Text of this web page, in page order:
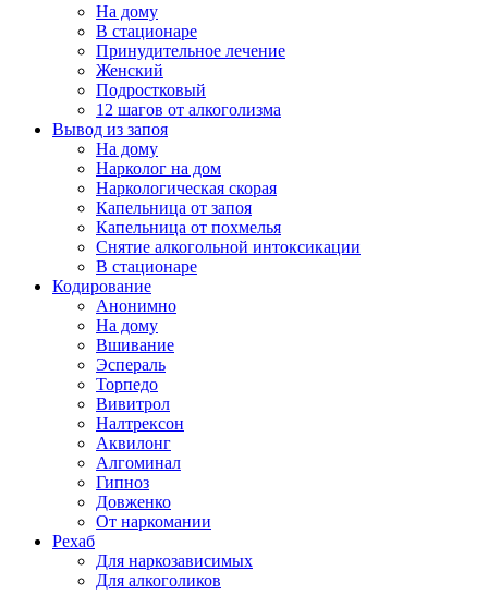
На дому
В стационаре
Принудительное лечение
Женский
Подростковый
12 шагов от алкоголизма
Вывод из запоя
На дому
Нарколог на дом
Наркологическая скорая
Капельница от запоя
Капельница от похмелья
Снятие алкогольной интоксикации
В стационаре
Кодирование
Анонимно
На дому
Вшивание
Эспераль
Торпедо
Вивитрол
Налтрексон
Аквилонг
Алгоминал
Гипноз
Довженко
От наркомании
Рехаб
Для наркозависимых
Для алкоголиков